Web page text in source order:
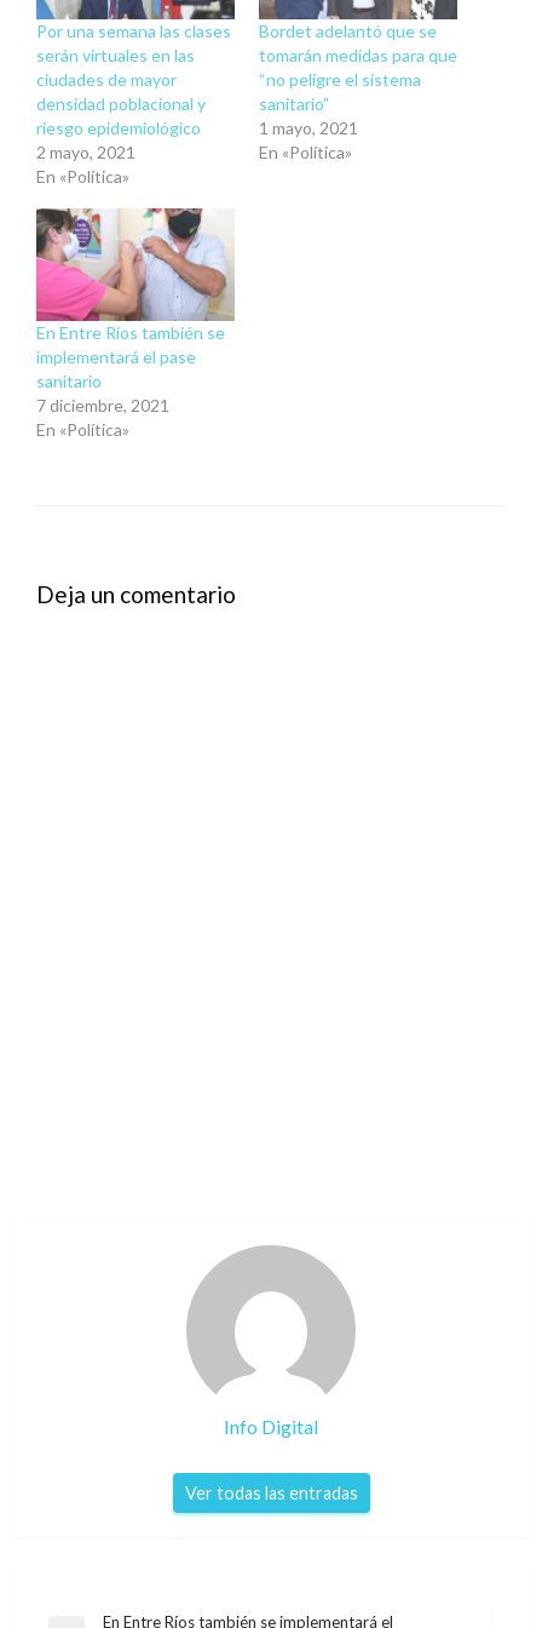
Por una semana las clases
serán virtuales en las
ciudades de mayor
densidad poblacional y
riesgo epidemiológico
2 mayo, 2021
En «Política»
Bordet adelantó que se
tomarán medidas para que
“no peligre el sistema
sanitario”
1 mayo, 2021
En «Política»
En Entre Ríos también se
implementará el pase
sanitario
7 diciembre, 2021
En «Política»
Deja un comentario
Info Digital
Ver todas las entradas
En Entre Ríos también se implementará el